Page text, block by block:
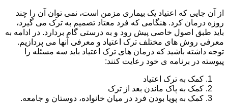
از آن جایی که اعتیاد یک بیماری مزمن است، نمی توان آن را چند
روزه درمان کرد. هنگامی که فرد معتاد تصمیم به ترک می گیرد،
باید طبق اصول خاصی پیش رود و به درستی گام بردارد. در ادامه به
معرفی روش های مختلف ترک اعتیاد و معرفی آنها می پردازیم.
توجه داشته باشید که درمان های ترک اعتیاد باید سه مسئله را
پیوسته در برنامه ی خود رعایت کنند:
کمک به ترک اعتیاد
کمک به پاک ماندن بعد از ترک
کمک به پویا بودن فرد در میان خانواده، دوستان و جامعه.